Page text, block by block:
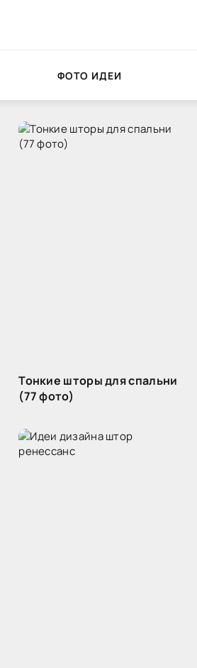
ФОТО ИДЕИ
Тонкие шторы для спальни
(77 фото)